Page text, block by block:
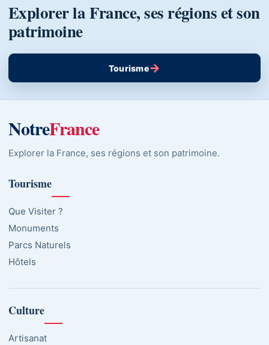
Explorer la France, ses régions et son
patrimoine
Tourisme→
NotreFrance
Explorer la France, ses régions et son patrimoine.
Tourisme
Que Visiter ?
Monuments
Parcs Naturels
Hôtels
Culture
Artisanat